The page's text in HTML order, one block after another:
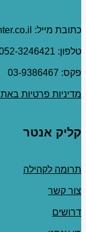
כתובת מייל: hadracha@clickenter.co.il
טלפון: 052-3246421
פקס: 03-9386467
מדיניות פרטיות
קליק אנטר
תרומה לקהילה
צור קשר
דרושים